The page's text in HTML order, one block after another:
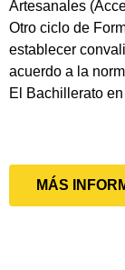
Artesanales
Otro ciclo de
establecer
acuerdo a la
El Bachillerato
MÁS